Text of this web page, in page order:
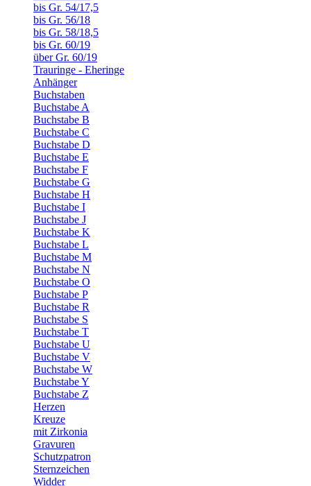
bis Gr. 54/17,5
bis Gr. 56/18
bis Gr. 58/18,5
bis Gr. 60/19
über Gr. 60/19
Trauringe - Eheringe
Anhänger
Buchstaben
Buchstabe A
Buchstabe B
Buchstabe C
Buchstabe D
Buchstabe E
Buchstabe F
Buchstabe G
Buchstabe H
Buchstabe I
Buchstabe J
Buchstabe K
Buchstabe L
Buchstabe M
Buchstabe N
Buchstabe O
Buchstabe P
Buchstabe R
Buchstabe S
Buchstabe T
Buchstabe U
Buchstabe V
Buchstabe W
Buchstabe Y
Buchstabe Z
Herzen
Kreuze
mit Zirkonia
Gravuren
Schutzpatron
Sternzeichen
Widder